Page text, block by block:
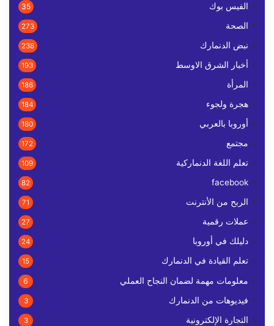
الفيس بوك 35
الصحة 273
نبض الدنمارك 238
أخبار الشرق الاوسط 193
المرأة 186
هجرة ولجوء 184
أوروبا بالعربي 180
مجتمع 172
تعلم اللغة الدنماركية 109
facebook
82
الربح من الأنترنت 71
عملات رقمية 27
دليلك في أوروبا 24
تعلم القيادة في الدنمارك 15
معلومات مهمة لضمان النجاح العملي 6
فيديوهات من الدنمارك 3
التجارة الإلكترونية 3